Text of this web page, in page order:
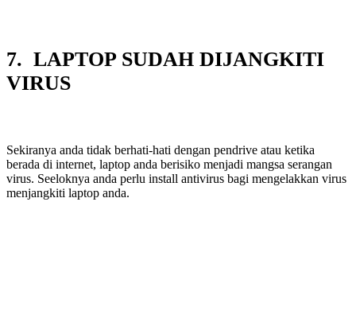
7. LAPTOP SUDAH DIJANGKITI
VIRUS
Sekiranya anda tidak berhati-hati dengan pendrive atau ketika
berada di internet, laptop anda berisiko menjadi mangsa serangan
virus. Seeloknya anda perlu install antivirus bagi mengelakkan virus
menjangkiti laptop anda.